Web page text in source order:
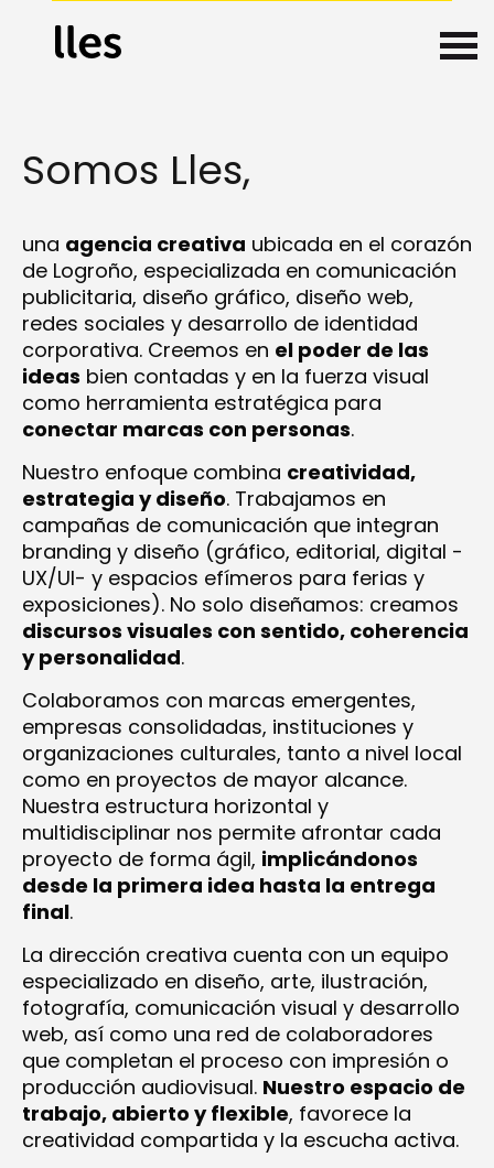
Somos Lles,
una agencia creativa ubicada en el corazón
de Logroño, especializada en comunicación
publicitaria, diseño gráfico, diseño web,
redes sociales y desarrollo de identidad
corporativa. Creemos en el poder de las
ideas bien contadas y en la fuerza visual
como herramienta estratégica para
conectar marcas con personas.
Nuestro enfoque combina creatividad,
estrategia y diseño. Trabajamos en
campañas de comunicación que integran
branding y diseño (gráfico, editorial, digital -
UX/UI- y espacios efímeros para ferias y
exposiciones). No solo diseñamos: creamos
discursos visuales con sentido, coherencia
y personalidad.
Colaboramos con marcas emergentes,
empresas consolidadas, instituciones y
organizaciones culturales, tanto a nivel local
como en proyectos de mayor alcance.
Nuestra estructura horizontal y
multidisciplinar nos permite afrontar cada
proyecto de forma ágil, implicándonos
desde la primera idea hasta la entrega
final.
La dirección creativa cuenta con un equipo
especializado en diseño, arte, ilustración,
fotografía, comunicación visual y desarrollo
web, así como una red de colaboradores
que completan el proceso con impresión o
producción audiovisual. Nuestro espacio de
trabajo, abierto y flexible, favorece la
creatividad compartida y la escucha activa.